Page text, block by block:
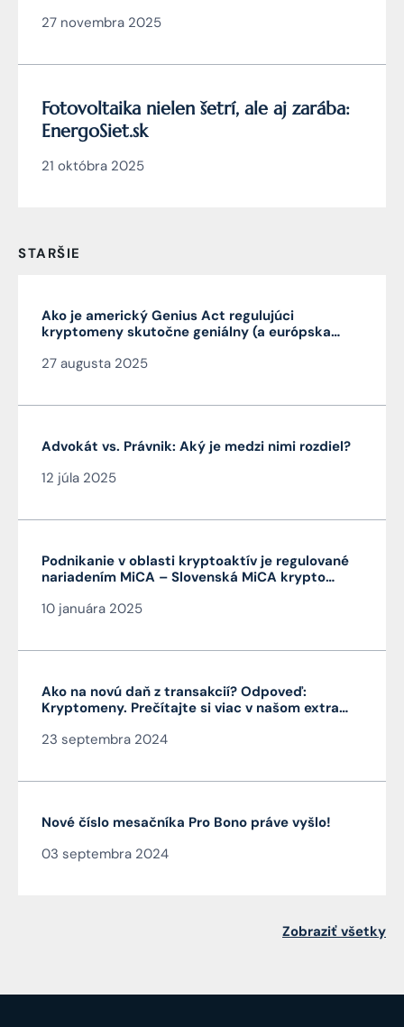
27 novembra 2025
Fotovoltaika nielen šetrí, ale aj zarába:
EnergoSiet.sk
21 októbra 2025
STARŠIE
Ako je americký Genius Act regulujúci
kryptomeny skutočne geniálny (a európska
27 augusta 2025
Advokát vs. Právnik: Aký je medzi nimi rozdiel?
12 júla 2025
Podnikanie v oblasti kryptoaktív je regulované
nariadením MiCA – Slovenská MiCA krypto
10 januára 2025
Ako na novú daň z transakcií? Odpoveď:
Kryptomeny. Prečítajte si viac v našom extra
Čarnogurského
23 septembra 2024
Nové číslo mesačníka Pro Bono práve vyšlo!
03 septembra 2024
Zobraziť všetky